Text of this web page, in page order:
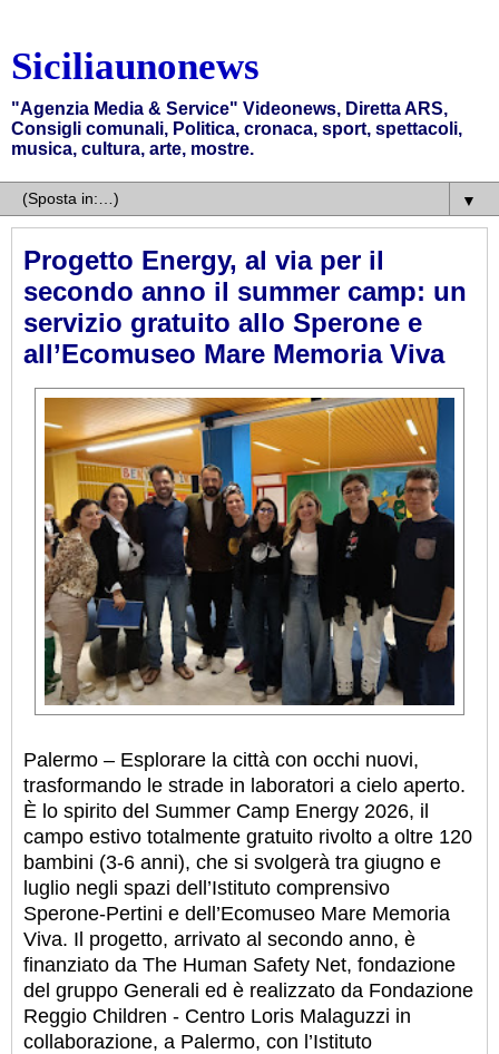
Siciliaunonews
"Agenzia Media & Service" Videonews, Diretta ARS,
Consigli comunali, Politica, cronaca, sport, spettacoli,
musica, cultura, arte, mostre.
▼
Progetto Energy, al via per il
secondo anno il summer camp: un
servizio gratuito allo Sperone e
all’Ecomuseo Mare Memoria Viva
Palermo – Esplorare la città con occhi nuovi,
trasformando le strade in laboratori a cielo aperto.
È lo spirito del Summer Camp Energy 2026, il
campo estivo totalmente gratuito rivolto a oltre 120
bambini (3-6 anni), che si svolgerà tra giugno e
luglio negli spazi dell’Istituto comprensivo
Sperone-Pertini e dell’Ecomuseo Mare Memoria
Viva. Il progetto, arrivato al secondo anno, è
finanziato da The Human Safety Net, fondazione
del gruppo Generali ed è realizzato da Fondazione
Reggio Children - Centro Loris Malaguzzi in
collaborazione, a Palermo, con l’Istituto